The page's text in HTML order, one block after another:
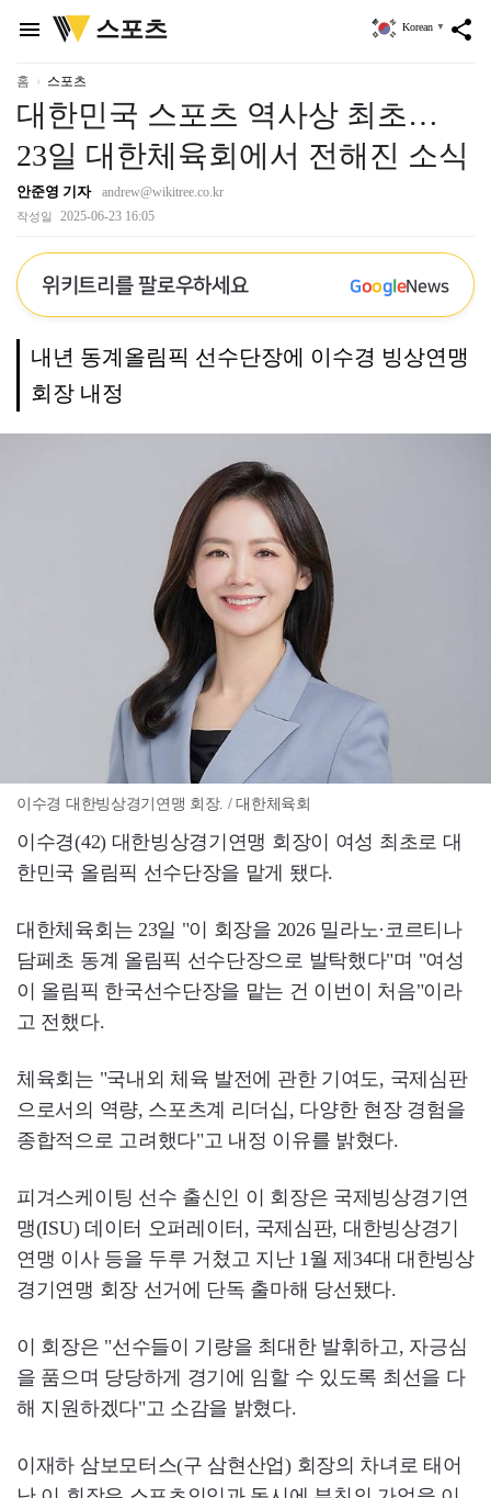
menu
위
키
스포츠 share
Korean ▼
홈 스포츠
대한민국 스포츠 역사상 최초…
23일 대한체육회에서 전해진 소식
안준영 기자 andrew@wikitree.co.kr
작성일 2025-06-23 16:05
위키트리를 팔로우하세요 GoogleNews
내년 동계올림픽 선수단장에 이수경 빙상연맹
회장 내정
이수경 대한빙상경기연맹 회장. / 대한체육회
이수경(42) 대한빙상경기연맹 회장이 여성 최초로 대
한민국 올림픽 선수단장을 맡게 됐다.
대한체육회는 23일 "이 회장을 2026 밀라노·코르티나
담페초 동계 올림픽 선수단장으로 발탁했다"며 "여성
이 올림픽 한국선수단장을 맡는 건 이번이 처음"이라
고 전했다.
체육회는 "국내외 체육 발전에 관한 기여도, 국제심판
으로서의 역량, 스포츠계 리더십, 다양한 현장 경험을
종합적으로 고려했다"고 내정 이유를 밝혔다.
피겨스케이팅 선수 출신인 이 회장은 국제빙상경기연
맹(ISU) 데이터 오퍼레이터, 국제심판, 대한빙상경기
연맹 이사 등을 두루 거쳤고 지난 1월 제34대 대한빙상
경기연맹 회장 선거에 단독 출마해 당선됐다.
이 회장은 "선수들이 기량을 최대한 발휘하고, 자긍심
을 품으며 당당하게 경기에 임할 수 있도록 최선을 다
해 지원하겠다"고 소감을 밝혔다.
이재하 삼보모터스(구 삼현산업) 회장의 차녀로 태어